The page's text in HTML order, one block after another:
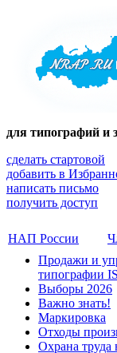
для типографий и
сделать стартовой
добавить в
написать письмо
получить доступ
НАП России
Продажи и
типографии
Выборы 2026
Важно знать!
Маркировка
Отходы
Охрана труда